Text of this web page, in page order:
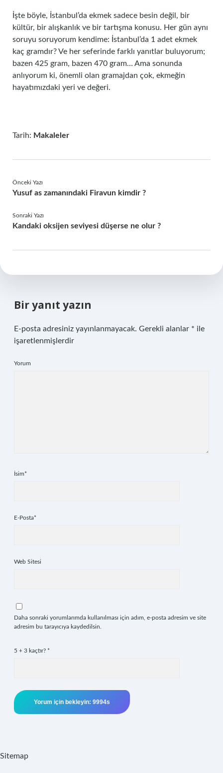
İşte böyle, İstanbul’da ekmek sadece besin değil, bir
kültür, bir alışkanlık ve bir tartışma konusu. Her gün aynı
soruyu soruyorum kendime: İstanbul’da 1 adet ekmek
kaç gramdır? Ve her seferinde farklı yanıtlar buluyorum;
bazen 425 gram, bazen 470 gram… Ama sonunda
anlıyorum ki, önemli olan gramajdan çok, ekmeğin
hayatımızdaki yeri ve değeri.
Tarih: Makaleler
Önceki Yazı
Yusuf as zamanındaki Firavun kimdir ?
Sonraki Yazı
Kandaki oksijen seviyesi düşerse ne olur ?
Bir yanıt yazın
E-posta adresiniz yayınlanmayacak. Gerekli alanlar * ile
işaretlenmişlerdir
Yorum
İsim*
E-Posta*
Web Sitesi
Daha sonraki yorumlarımda kullanılması için adım, e-posta adresim ve site
adresim bu tarayıcıya kaydedilsin.
5 + 3 kaçtır? *
Sitemap